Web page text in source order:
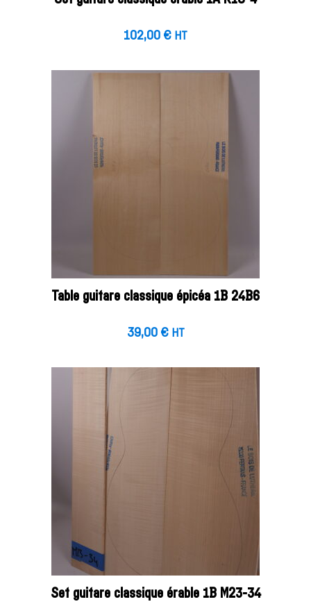
102,00 € HT
Table guitare classique épicéa 1B 24B6
39,00 € HT
Set guitare classique érable 1B M23-34